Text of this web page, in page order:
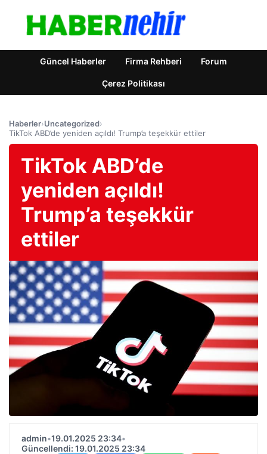
Güncel Haberler Firma Rehberi Forum
Çerez Politikası
Haberler›Uncategorized›
TikTok ABD’de yeniden açıldı! Trump’a teşekkür ettiler
TikTok ABD’de
yeniden açıldı!
Trump’a teşekkür
ettiler
admin•19.01.2025 23:34•
Güncellendi: 19.01.2025 23:34